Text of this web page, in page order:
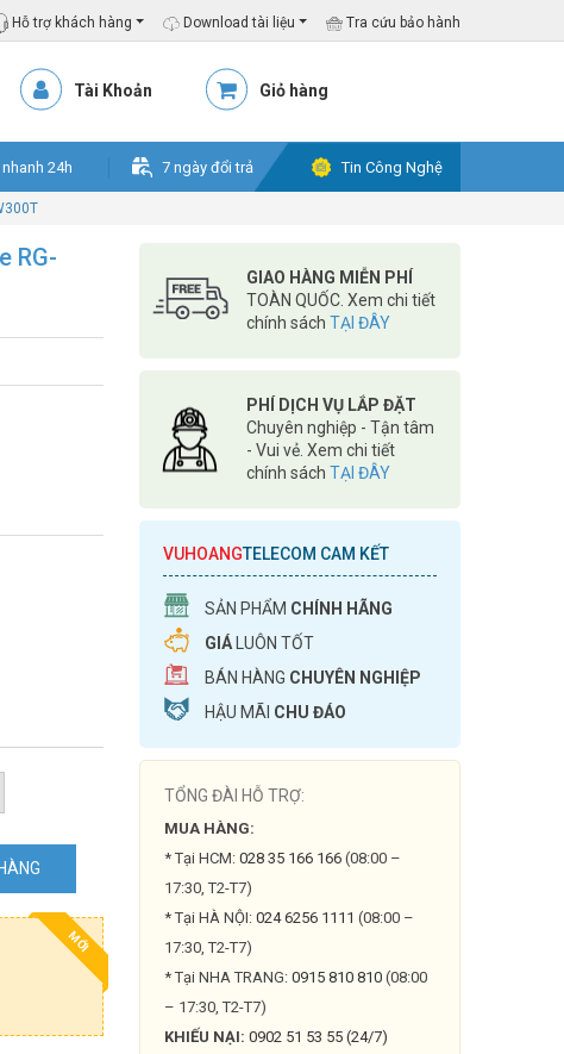
Hỗ trợ khách hàng Download tài liệu Tra cứu bảo hành
Tài Khoản Giỏ hàng
24h 7 ngày đổi trả Tin Công Nghệ
RG-
MỚI
GIAO HÀNG MIỄN PHÍ
TOÀN QUỐC. Xem chi tiết
chính sách TẠI ĐÂY
PHÍ DỊCH VỤ LẮP ĐẶT
Chuyên nghiệp - Tận tâm
- Vui vẻ. Xem chi tiết
chính sách TẠI ĐÂY
VUHOANGTELECOM CAM KẾT
SẢN PHẨM CHÍNH HÃNG
GIÁ LUÔN TỐT
BÁN HÀNG CHUYÊN NGHIỆP
HẬU MÃI CHU ĐÁO
TỔNG ĐÀI HỖ TRỢ:
MUA HÀNG:
* Tại HCM: 028 35 166 166 (08:00 –
17:30, T2-T7)
* Tại HÀ NỘI: 024 6256 1111 (08:00 –
17:30, T2-T7)
* Tại NHA TRANG: 0915 810 810 (08:00
– 17:30, T2-T7)
KHIẾU NẠI: 0902 51 53 55 (24/7)